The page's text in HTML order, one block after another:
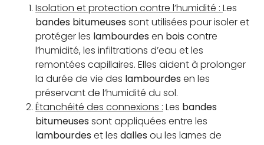
Isolation et protection contre l’humidité : Les
bandes bitumeuses sont utilisées pour isoler et
protéger les lambourdes en bois contre
l’humidité, les infiltrations d’eau et les
remontées capillaires. Elles aident à prolonger
la durée de vie des lambourdes en les
préservant de l’humidité du sol.
Étanchéité des connexions : Les bandes
bitumeuses sont appliquées entre les
lambourdes et les dalles ou les lames de